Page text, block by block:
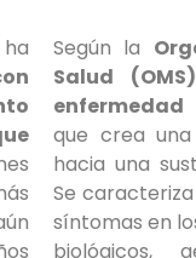
Según la
Salud (OMS)
que crea
hacia una
Se
síntomas en
biológicos,